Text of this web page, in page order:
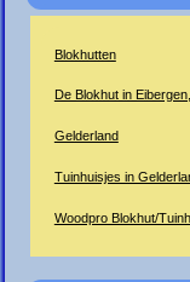
Blokhutten
De Blokhut in
Gelderland
Tuinhuisjes in
Woodpro Blokhut/